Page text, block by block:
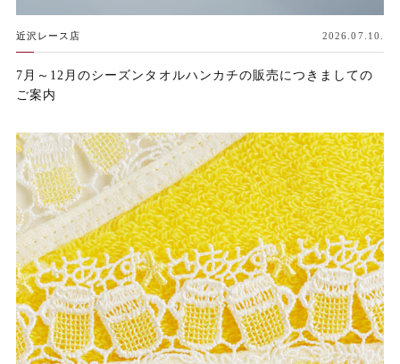
近沢レース店 2026.07.10.
7月～12月のシーズンタオルハンカチの販売につきましての
ご案内